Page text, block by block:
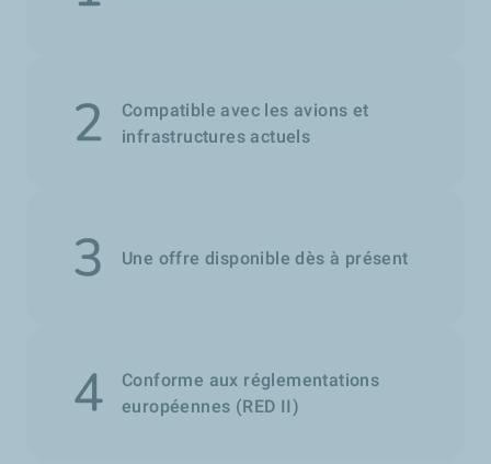
Compatible avec les avions et
infrastructures actuels
Une offre disponible dès à présent
Conforme aux réglementations
européennes (RED II)